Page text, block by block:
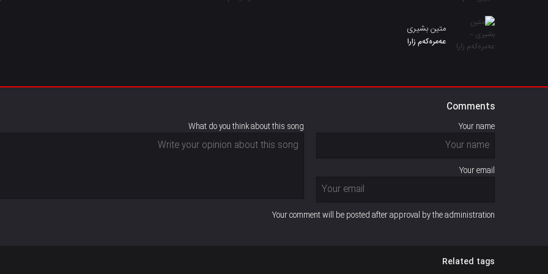
متین بشیری
عەمرەکەم زارا
Comments
Your name
Your email
What do you think about this song
Your comment will be posted after approval by the administration
Related tags